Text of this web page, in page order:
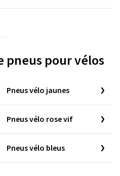
pneus pour vélos
Pneus vélo jaunes
Pneus vélo rose vif
Pneus vélo bleus